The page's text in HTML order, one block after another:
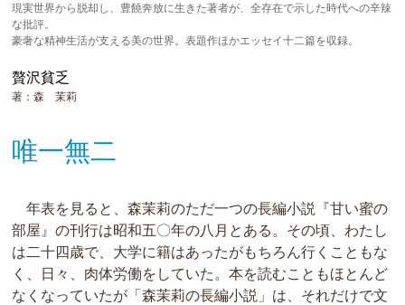
現実世界から脱却し、豊饒奔放に生きた著者が、全存在で示した時代への辛辣
な批評。
豪奢な精神生活が支える美の世界。表題作ほかエッセイ十二篇を収録。
贅沢貧乏
著：森 茉莉
唯一無二
年表を見ると、森茉莉のただ一つの長編小説『甘い蜜の
部屋』の刊行は昭和五〇年の八月とある。その頃、わたし
は二十四歳で、大学に籍はあったがもちろん行くこともな
く、日々、肉体労働をしていた。本を読むこともほとんど
なくなっていたが「森茉莉の長編小説」は、それだけで文